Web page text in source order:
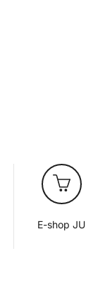
E-shop JU